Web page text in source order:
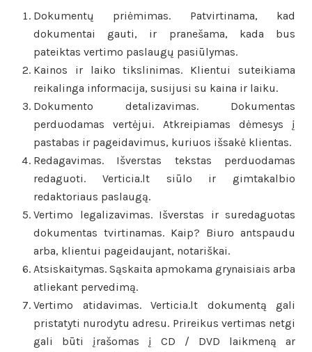
Dokumentų priėmimas. Patvirtinama, kad
dokumentai gauti, ir pranešama, kada bus
pateiktas vertimo paslaugų pasiūlymas.
Kainos ir laiko tikslinimas. Klientui suteikiama
reikalinga informacija, susijusi su kaina ir laiku.
Dokumento detalizavimas. Dokumentas
perduodamas vertėjui. Atkreipiamas dėmesys į
pastabas ir pageidavimus, kuriuos išsakė klientas.
Redagavimas. Išverstas tekstas perduodamas
redaguoti. Verticia.lt siūlo ir gimtakalbio
redaktoriaus paslaugą.
Vertimo legalizavimas. Išverstas ir suredaguotas
dokumentas tvirtinamas. Kaip? Biuro antspaudu
arba, klientui pageidaujant, notariškai.
Atsiskaitymas. Sąskaita apmokama grynaisiais arba
atliekant pervedimą.
Vertimo atidavimas. Verticia.lt dokumentą gali
pristatyti nurodytu adresu. Prireikus vertimas netgi
gali būti įrašomas į CD / DVD laikmeną ar